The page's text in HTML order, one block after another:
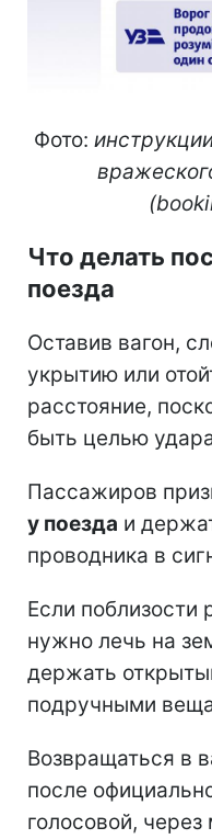
Фото:
Что делать
поезда
Оставив вагон,
укрытию или
расстояние,
быть целью
Пассажиров
у поезда и
проводника в
Если поблизости
нужно лечь на
держать
подручными
Возвращаться в
после
голосовой,